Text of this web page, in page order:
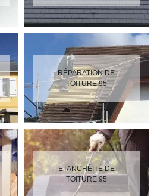
RÉPARATION DE
TOITURE 95
ETANCHÉITÉ DE
TOITURE 95